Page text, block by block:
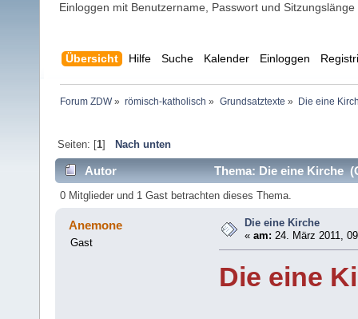
Einloggen mit Benutzername, Passwort und Sitzungslänge
Übersicht Hilfe Suche Kalender Einloggen
Forum ZDW» römisch-katholisch » Grundsatztexte » Die eine
Seiten: [1] Nach unten
Autor Thema: Die eine Kirche
0 Mitglieder und 1 Gast betrachten dieses Thema.
Anemone
Gast
Die eine Kirche
«am: 24. März 2011,
Die eine